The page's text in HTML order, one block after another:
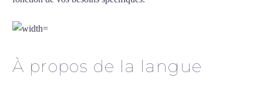
À propos de la langue